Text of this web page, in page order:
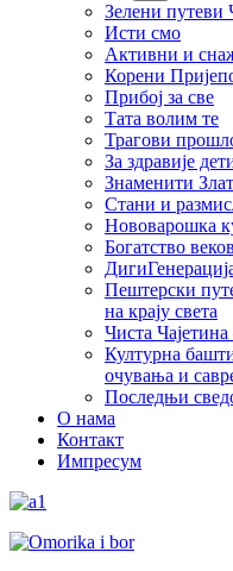
Зелени путеви
Исти смо
Активни и
Корени
Прибој за све
Тата волим те
Трагови
За здравије
Знаменити
Стани и
Нововарошка
Богатство
Пештерски
на крају света
Чиста
Културна
очувања и
Последњи
О нама
Контакт
Импресум